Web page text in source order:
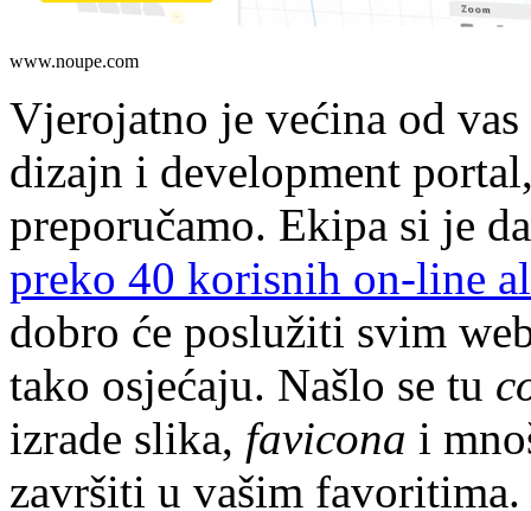
www.noupe.com
Vjerojatno je većina od
dizajn i development
preporučamo. Ekipa si je
preko 40 korisnih on-line
dobro će poslužiti svim
tako osjećaju. Našlo se tu
izrade slika, favicona i
završiti u vašim